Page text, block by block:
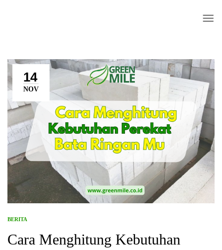
14
NOV
BERITA
Cara Menghitung Kebutuhan